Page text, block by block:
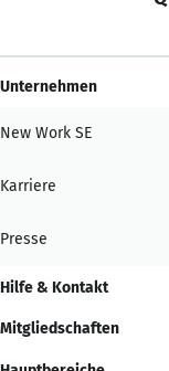
Unternehmen
New Work SE
Karriere
Presse
Hilfe & Kontakt
Mitgliedschaften